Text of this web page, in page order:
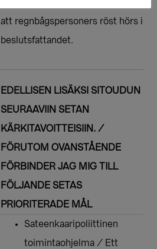
att regnbågspersoners röst hörs i
beslutsfattandet.
EDELLISEN LISÄKSI SITOUDUN
SEURAAVIIN SETAN
KÄRKITAVOITTEISIIN. /
FÖRUTOM OVANSTÅENDE
FÖRBINDER JAG MIG TILL
FÖLJANDE SETAS
PRIORITERADE MÅL
Sateenkaaripoliittinen
toimintaohjelma / Ett